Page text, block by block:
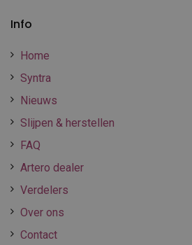
Info
Home
Syntra
Nieuws
Slijpen & herstellen
FAQ
Artero dealer
Verdelers
Over ons
Contact